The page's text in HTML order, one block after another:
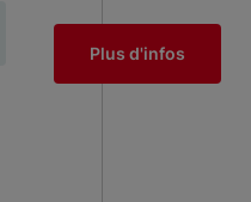
Plus d'infos